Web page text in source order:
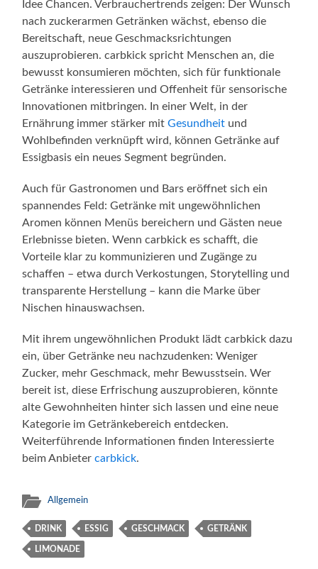
Idee Chancen. Verbrauchertrends zeigen: Der Wunsch
nach zuckerarmen Getränken wächst, ebenso die
Bereitschaft, neue Geschmacksrichtungen
auszuprobieren. carbkick spricht Menschen an, die
bewusst konsumieren möchten, sich für funktionale
Getränke interessieren und Offenheit für sensorische
Innovationen mitbringen. In einer Welt, in der
Ernährung immer stärker mitGesundheit und
Wohlbefinden verknüpft wird, können Getränke auf
Essigbasis ein neues Segment begründen.
Auch für Gastronomen und Bars eröffnet sich ein
spannendes Feld: Getränke mit ungewöhnlichen
Aromen können Menüs bereichern und Gästen neue
Erlebnisse bieten. Wenn carbkick es schafft, die
Vorteile klar zu kommunizieren und Zugänge zu
schaffen – etwa durch Verkostungen, Storytelling und
transparente Herstellung – kann die Marke über
Nischen hinauswachsen.
Mit ihrem ungewöhnlichen Produkt lädt carbkick dazu
ein, über Getränke neu nachzudenken: Weniger
Zucker, mehr Geschmack, mehr Bewusstsein. Wer
bereit ist, diese Erfrischung auszuprobieren, könnte
alte Gewohnheiten hinter sich lassen und eine neue
Kategorie im Getränkebereich entdecken.
Weiterführende Informationen finden Interessierte
beim Anbietercarbkick.
Allgemein
DRINK ESSIG GESCHMACK GETRÄNK
LIMONADE